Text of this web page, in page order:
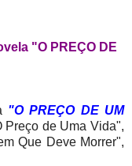
"O PREÇO DE
"O PREÇO DE UM
Preço de Uma Vida",
Que Deve Morrer",